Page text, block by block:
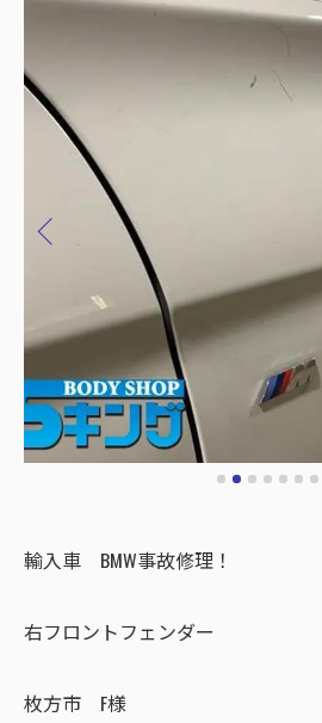
輸入車 BMW事故修理！
右フロントフェンダー
枚方市 F様